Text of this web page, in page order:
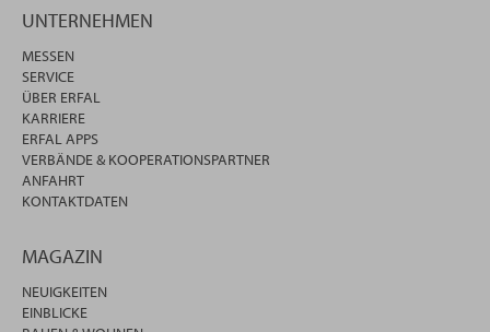
UNTERNEHMEN
MESSEN
SERVICE
ÜBER ERFAL
KARRIERE
ERFAL APPS
VERBÄNDE & KOOPERATIONSPARTNER
ANFAHRT
KONTAKTDATEN
MAGAZIN
NEUIGKEITEN
EINBLICKE